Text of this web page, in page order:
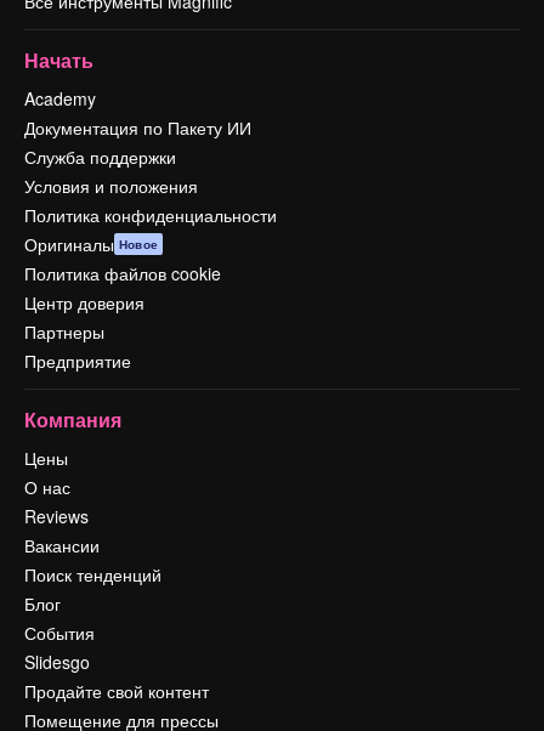
Начать
Academy
Документация по Пакету ИИ
Служба поддержки
Условия и положения
Политика конфиденциальности
Оригиналы Новое
Политика файлов cookie
Центр доверия
Партнеры
Предприятие
Компания
Цены
О нас
Reviews
Вакансии
Поиск тенденций
Блог
События
Slidesgo
Продайте свой контент
Помещение для прессы